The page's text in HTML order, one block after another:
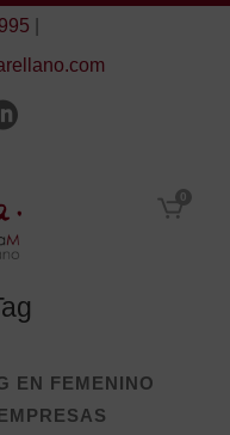
0
EN FEMENINO